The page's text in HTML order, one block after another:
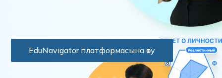
EduNavigator платформасына өту